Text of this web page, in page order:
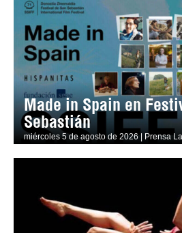
Made in Spain en
Sebastián
miércoles 5 de agosto de 2026 | Prensa